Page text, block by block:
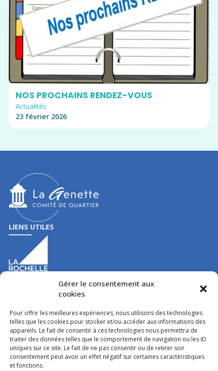
Gérer le consentement aux
cookies
Pour offrir les meilleures expériences, nous utilisons des technologies
telles que les cookies pour stocker et/ou accéder aux informations des
appareils. Le fait de consentir à ces technologies nous permettra de
traiter des données telles que le comportement de navigation ou les ID
uniques sur ce site. Le fait de ne pas consentir ou de retirer son
consentement peut avoir un effet négatif sur certaines caractéristiques
et fonctions.
NOS PROCHAINS RENDEZ-VOUS
Actualités
23 février 2026
LIENS UTILES
CONTACT
40 rue de la Pépinière
17000 La Rochelle
comitedequartier@lagenette.org
05 46 34 16 16